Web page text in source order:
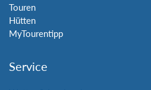
Touren
Hütten
MyTourentipp
Service